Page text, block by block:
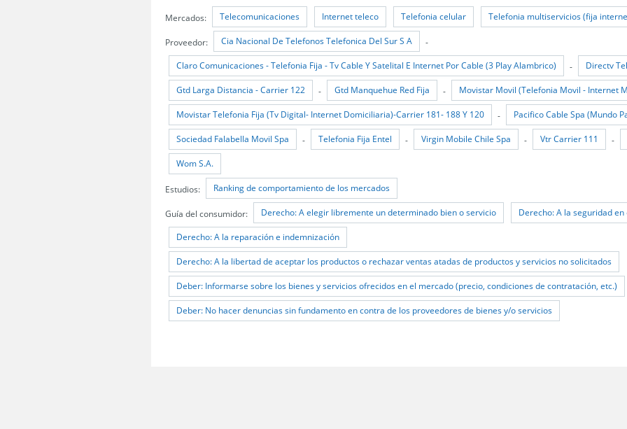
Mercados: Telecomunicaciones Internet teleco Telefonia celular Telefonia multiservicios (fija
Proveedor: Cia Nacional De Telefonos Telefonica Del Sur S A -
Claro Comunicaciones - Telefonia Fija - Tv Cable Y Satelital E Internet Por Cable (3 Play Alambrico) - Directv
Gtd Larga Distancia - Carrier 122 - Gtd Manquehue Red Fija - Movistar Movil (Telefonia Movil - Internet
Movistar Telefonia Fija (Tv Digital- Internet Domiciliaria)-Carrier 181- 188 Y 120 - Pacifico Cable Spa (Mundo
Sociedad Falabella Movil Spa - Telefonia Fija Entel - Virgin Mobile Chile Spa - Vtr Carrier 111 -
Wom S.A.
Estudios: Ranking de comportamiento de los mercados
Guía del consumidor: Derecho: A elegir libremente un determinado bien o servicio Derecho: A la seguridad
Derecho: A la reparación e indemnización
Derecho: A la libertad de aceptar los productos o rechazar ventas atadas de productos y servicios no solicitados
Deber: Informarse sobre los bienes y servicios ofrecidos en el mercado (precio, condiciones de contratación, etc.)
Deber: No hacer denuncias sin fundamento en contra de los proveedores de bienes y/o servicios